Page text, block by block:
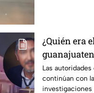
¿Quién era
perdió la
riña familiar
Las autoridades
continúan con
investigaciones